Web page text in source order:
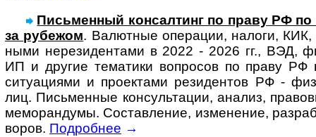
Письменный консал­тинг по праву РФ по
за ру­бе­жом. Ва­лют­ные опера­ции, налоги,
ными нере­зи­ден­тами в 2022 - 2026 гг., ВЭД,
ИП и другие тематики во­п­ро­сов по праву РФ
ситу­аци­ями и проек­тами рези­дентов РФ -
лиц. Пись­мен­ные кон­суль­та­ции, анализ,
ме­мо­ран­ду­мы. Состав­ление, изме­нение,
во­ров. Подробнее →